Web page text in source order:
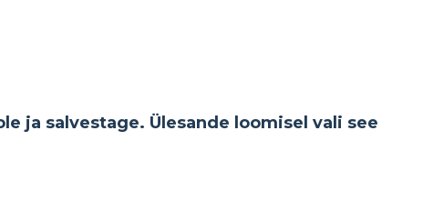
ja salvestage. Ülesande loomisel vali see